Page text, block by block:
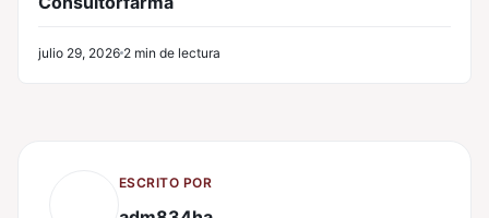
julio 29, 2026 2 min de lectura
ESCRITO POR